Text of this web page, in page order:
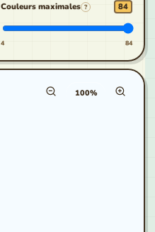
Couleurs maximales ? 84
4 84
Canevas zoom